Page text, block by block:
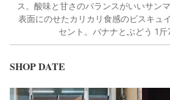
ス。酸味と甘さのバランスがいいサン
表面にのせたカリカリ食感のビスキュ
セント。バナナとぶどう 1
SHOP DATE